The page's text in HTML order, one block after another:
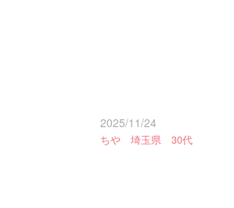
2025/11/24
ちや 埼玉県 30代